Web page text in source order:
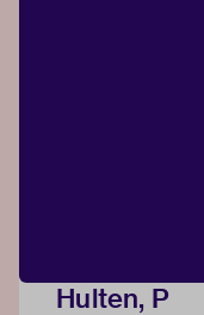
Hulten, P